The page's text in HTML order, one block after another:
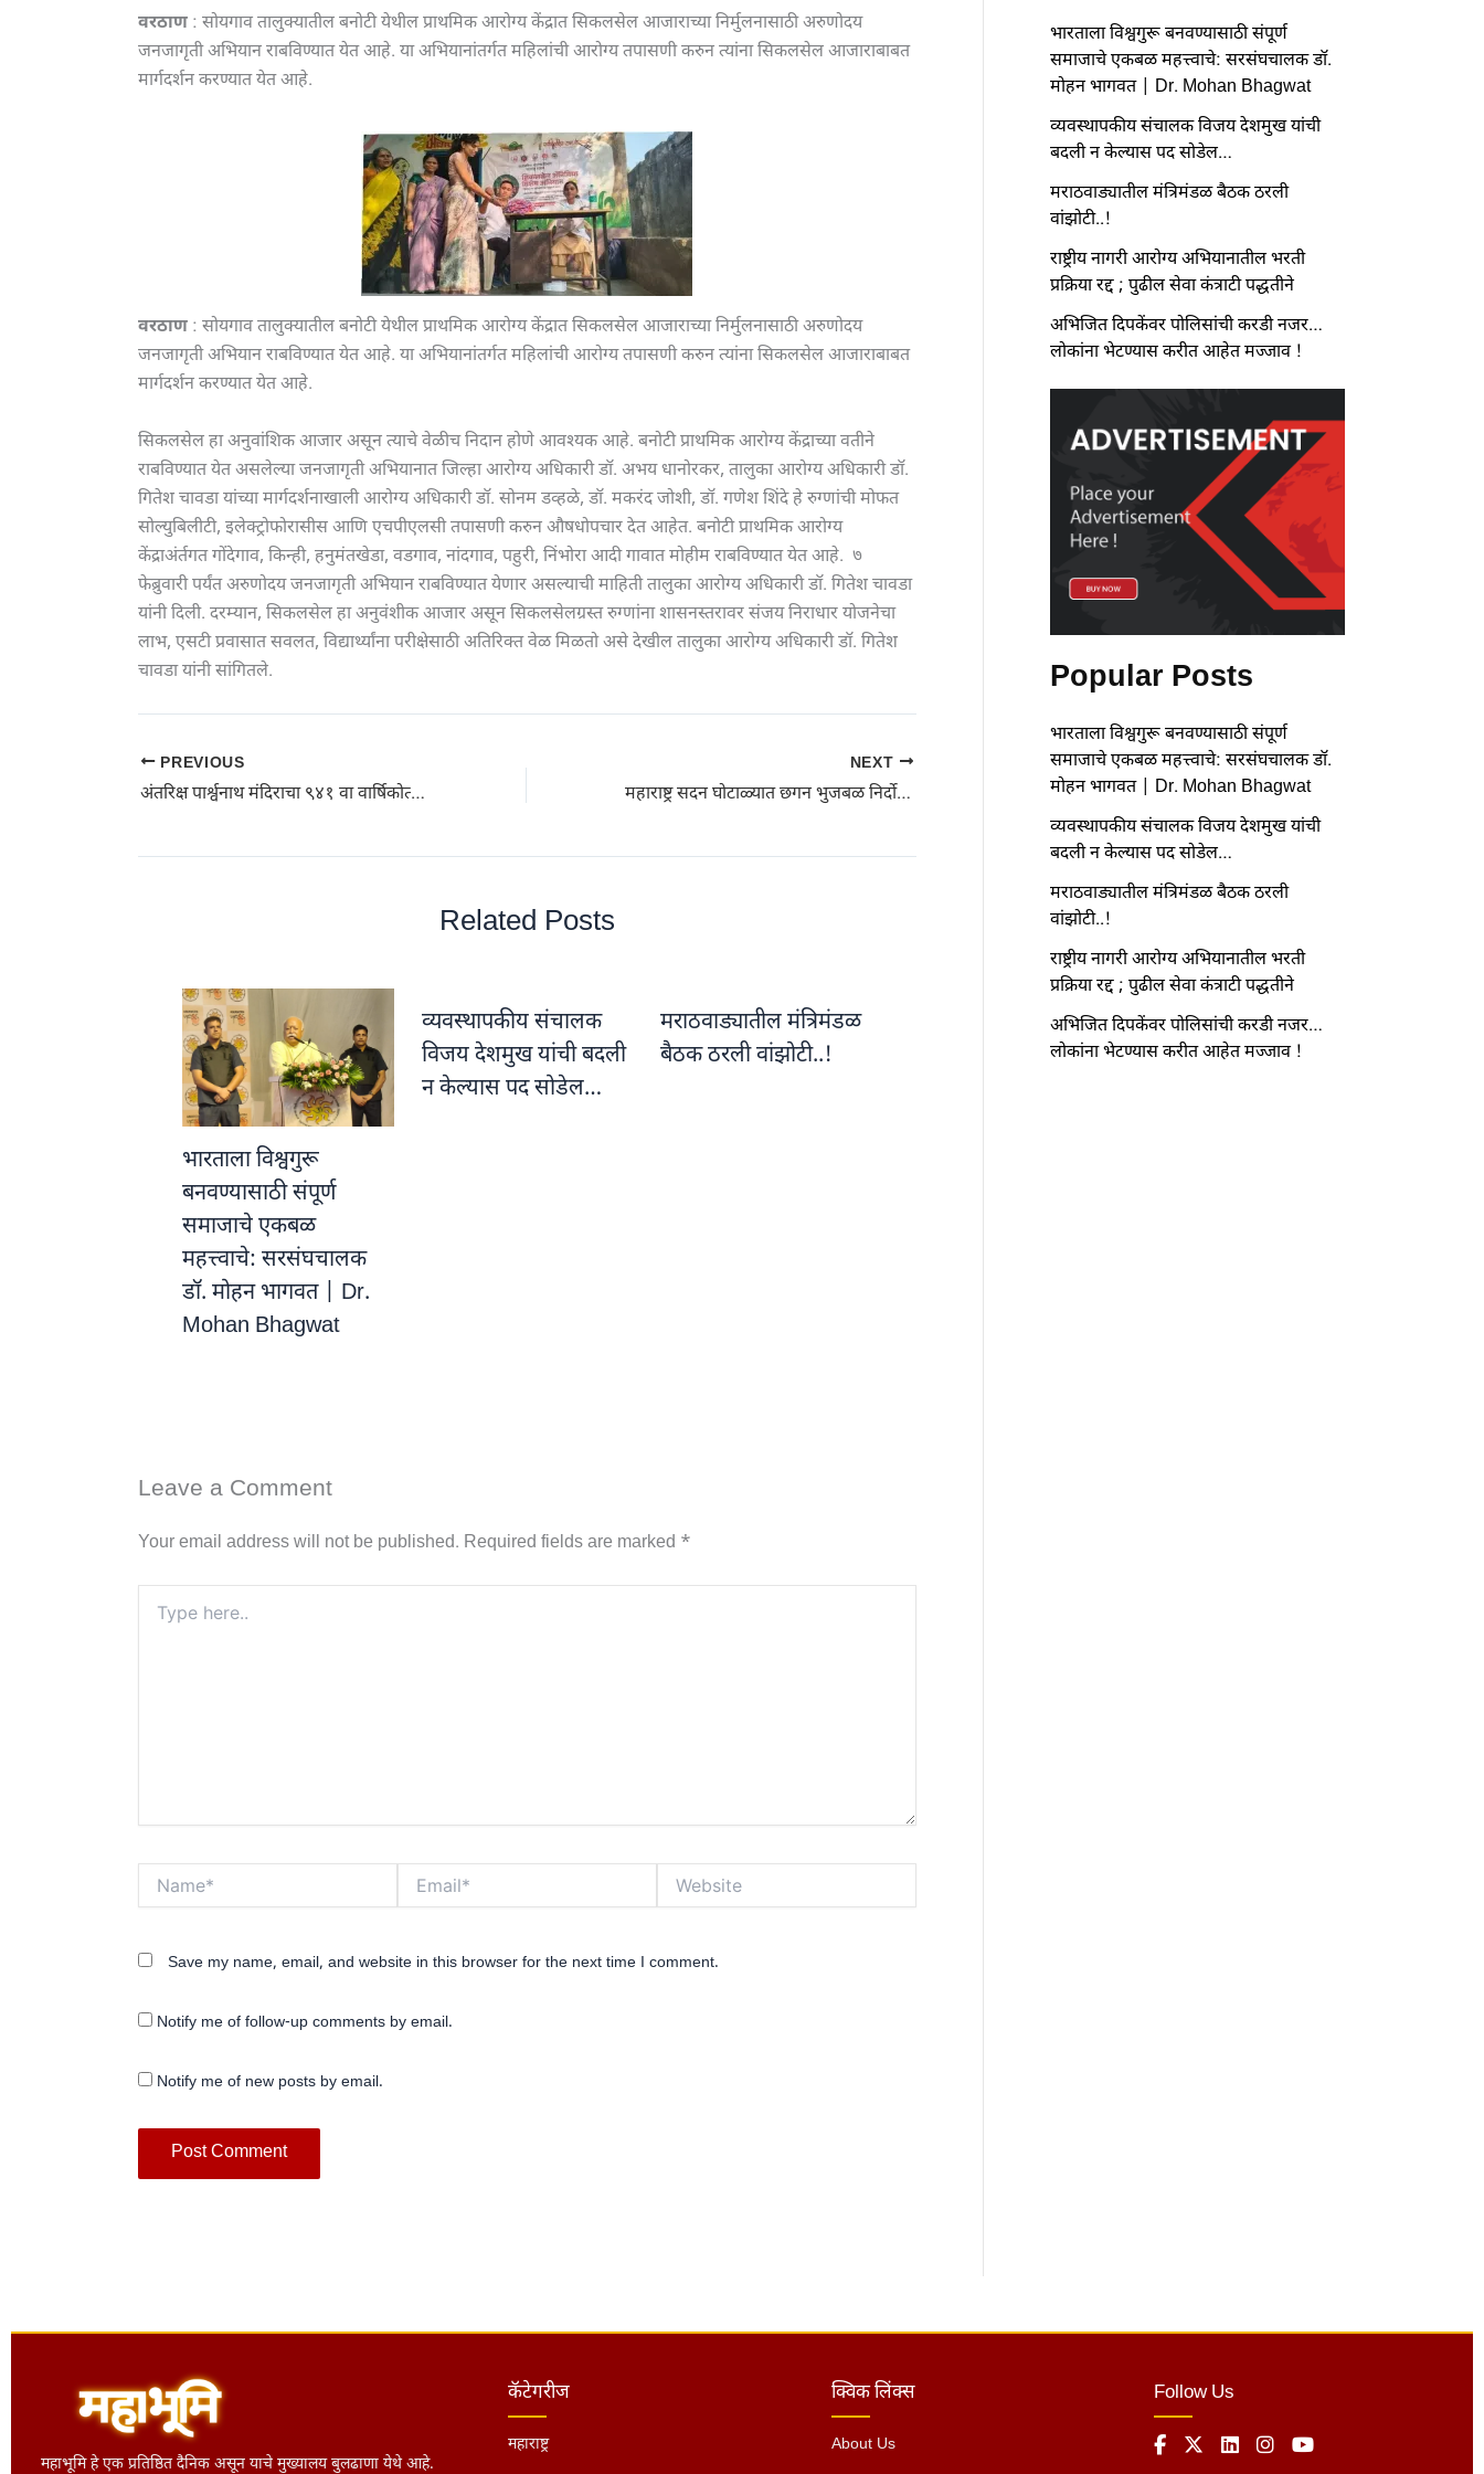
वरठाण : सोयगाव तालुक्यातील बनोटी येथील प्राथमिक आरोग्य केंद्रात सिकलसेल आजाराच्या निर्मुलनासाठी अरुणोदय
जनजागृती अभियान राबविण्यात येत आहे. या अभियानांतर्गत महिलांची आरोग्य तपासणी करुन त्यांना सिकलसेल आजाराबाबत
मार्गदर्शन करण्यात येत आहे.
वरठाण : सोयगाव तालुक्यातील बनोटी येथील प्राथमिक आरोग्य केंद्रात सिकलसेल आजाराच्या निर्मुलनासाठी अरुणोदय
जनजागृती अभियान राबविण्यात येत आहे. या अभियानांतर्गत महिलांची आरोग्य तपासणी करुन त्यांना सिकलसेल आजाराबाबत
मार्गदर्शन करण्यात येत आहे.
सिकलसेल हा अनुवांशिक आजार असून त्याचे वेळीच निदान होणे आवश्यक आहे. बनोटी प्राथमिक आरोग्य केंद्राच्या वतीने
राबविण्यात येत असलेल्या जनजागृती अभियानात जिल्हा आरोग्य अधिकारी डॉ. अभय धानोरकर, तालुका आरोग्य अधिकारी डॉ.
गितेश चावडा यांच्या मार्गदर्शनाखाली आरोग्य अधिकारी डॉ. सोनम डव्हळे, डॉ. मकरंद जोशी, डॉ. गणेश शिंदे हे रुग्णांची मोफत
सोल्युबिलीटी, इलेक्ट्रोफोरासीस आणि एचपीएलसी तपासणी करुन औषधोपचार देत आहेत. बनोटी प्राथमिक आरोग्य
केंद्राअंर्तगत गोंदेगाव, किन्ही, हनुमंतखेडा, वडगाव, नांदगाव, पहुरी, निंभोरा आदी गावात मोहीम राबविण्यात येत आहे. ७
फेब्रुवारी पर्यंत अरुणोदय जनजागृती अभियान राबविण्यात येणार असल्याची माहिती तालुका आरोग्य अधिकारी डॉ. गितेश चावडा
यांनी दिली. दरम्यान, सिकलसेल हा अनुवंशीक आजार असून सिकलसेलग्रस्त रुग्णांना शासनस्तरावर संजय निराधार योजनेचा
लाभ, एसटी प्रवासात सवलत, विद्यार्थ्यांना परीक्षेसाठी अतिरिक्त वेळ मिळतो असे देखील तालुका आरोग्य अधिकारी डॉ. गितेश
चावडा यांनी सांगितले.
PREVIOUS
अंतरिक्ष पार्श्वनाथ मंदिराचा ९४१ वा वार्षिकोत्सव उत्साहात | सत्तरभेदी पूजा, रजत ध्वजदंड पूजन व ध्वजारोहणाने सोहळा संपन्न
NEXT
महाराष्ट्र सदन घोटाळ्यात छगन भुजबळ निर्दोष; एसीबीनंतर आता ईडीच्या प्रकरणातही दिलासा
Related Posts
भारताला विश्वगुरू
बनवण्यासाठी संपूर्ण
समाजाचे एकबळ
महत्त्वाचे: सरसंघचालक
डॉ. मोहन भागवत | Dr.
Mohan Bhagwat
व्यवस्थापकीय संचालक
विजय देशमुख यांची बदली
न केल्यास पद सोडेल…
मराठवाड्यातील मंत्रिमंडळ
बैठक ठरली वांझोटी..!
Leave a Comment
Your email address will not be published. Required fields are marked *
here..
Save my name, email, and website in this browser for the next time I comment.
Notify me of follow-up comments by email.
Notify me of new posts by email.
भारताला विश्वगुरू बनवण्यासाठी संपूर्ण
समाजाचे एकबळ महत्त्वाचे: सरसंघचालक डॉ.
मोहन भागवत | Dr. Mohan Bhagwat
व्यवस्थापकीय संचालक विजय देशमुख यांची
बदली न केल्यास पद सोडेल…
मराठवाड्यातील मंत्रिमंडळ बैठक ठरली
वांझोटी..!
राष्ट्रीय नागरी आरोग्य अभियानातील भरती
प्रक्रिया रद्द ; पुढील सेवा कंत्राटी पद्धतीने
अभिजित दिपकेंवर पोलिसांची करडी नजर…
लोकांना भेटण्यास करीत आहेत मज्जाव !
Popular Posts
भारताला विश्वगुरू बनवण्यासाठी संपूर्ण
समाजाचे एकबळ महत्त्वाचे: सरसंघचालक डॉ.
मोहन भागवत | Dr. Mohan Bhagwat
व्यवस्थापकीय संचालक विजय देशमुख यांची
बदली न केल्यास पद सोडेल…
मराठवाड्यातील मंत्रिमंडळ बैठक ठरली
वांझोटी..!
राष्ट्रीय नागरी आरोग्य अभियानातील भरती
प्रक्रिया रद्द ; पुढील सेवा कंत्राटी पद्धतीने
अभिजित दिपकेंवर पोलिसांची करडी नजर…
लोकांना भेटण्यास करीत आहेत मज्जाव !
महाभूमि हे एक प्रतिष्ठित दैनिक असून याचे मुख्यालय बुलढाणा येथे आहे.
कॅटेगरीज
महाराष्ट्र
क्विक लिंक्स
About Us
Follow Us